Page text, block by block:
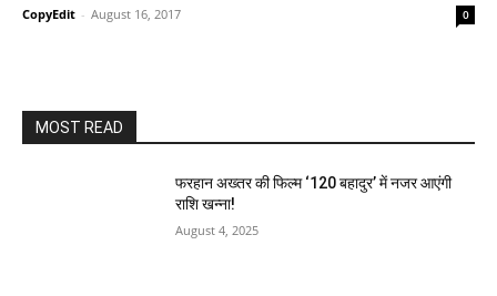
CopyEdit - August 16, 2017 0
MOST READ
फरहान अख्तर की फिल्म ‘120 बहादुर’ में नजर आएंगी
राशि खन्ना!
August 4, 2025